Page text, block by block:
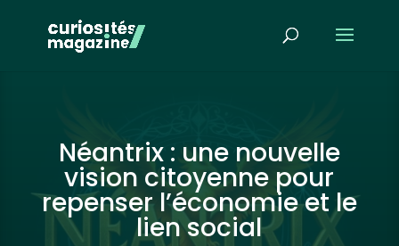
Néantrix : une nouvelle
vision citoyenne pour
repenser l’économie et le
lien social